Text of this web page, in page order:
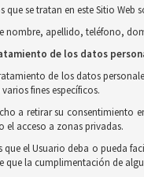
que se tratan en este Sitio
nombre, apellido, teléfono,
de los datos
de los datos
fines específicos.
a retirar su
el acceso a zonas privadas.
que el Usuario deba o pueda
que la cumplimentación de